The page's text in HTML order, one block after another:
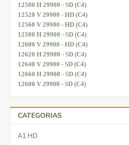
12500 H 29900 - SD (C4)
12520 V 29900 - HD (C4)
12560 V 29900 - HD (C4)
12580 H 29900 - SD (C4)
12600 V 29900 - HD (C4)
12620 H 29900 - SD (C4)
12640 V 29900 - SD (C4)
12660 H 29900 - SD (C4)
12680 V 29900 - SD (C4)
CATEGORIAS
A1 HD